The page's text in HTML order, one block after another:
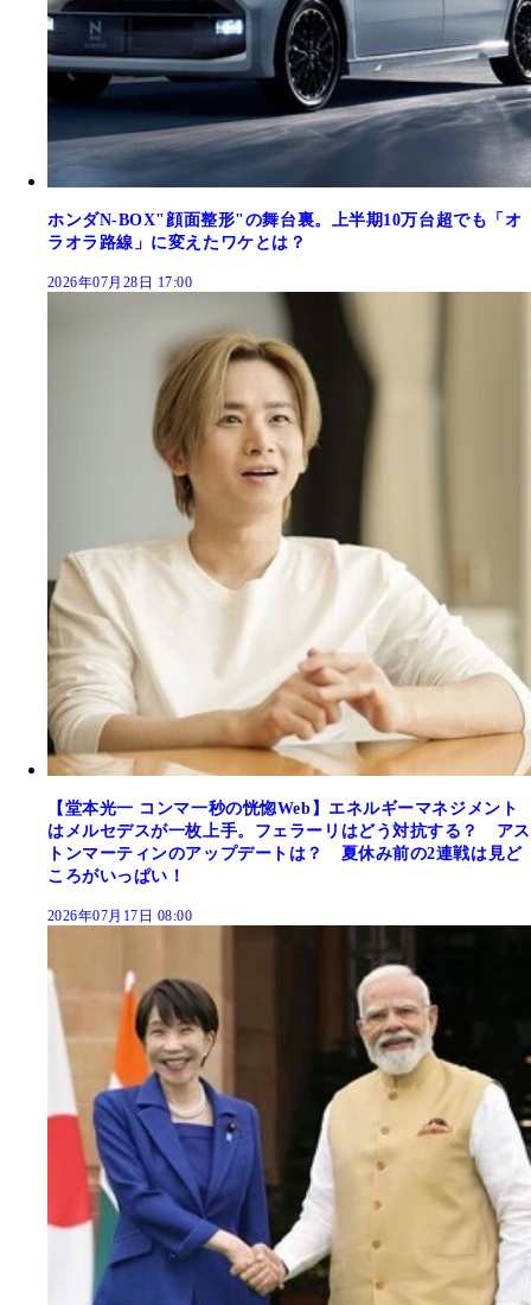
ホンダN-BOX"顔面整形"の舞台裏。上半期10万台超でも「オ
ラオラ路線」に変えたワケとは？
2026年07月28日 17:00
【堂本光一 コンマ一秒の恍惚Web】エネルギーマネジメント
はメルセデスが一枚上手。フェラーリはどう対抗する？ アス
トンマーティンのアップデートは？ 夏休み前の2連戦は見ど
ころがいっぱい！
2026年07月17日 08:00